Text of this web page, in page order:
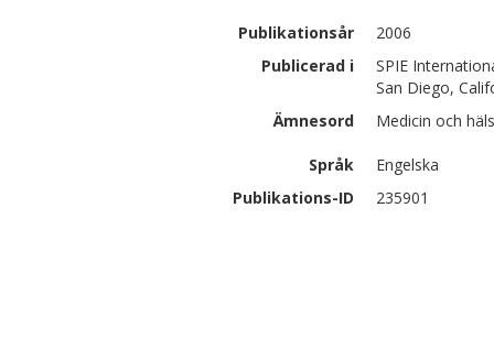
Publikationsår
2006
Publicerad i
SPIE
San Diego,
Ämnesord
Medicin och
Språk
Engelska
Publikations-ID
235901